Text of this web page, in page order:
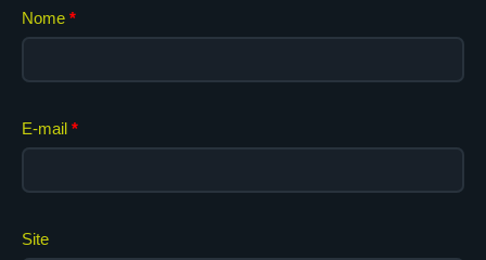
Nome *
E-mail *
Site